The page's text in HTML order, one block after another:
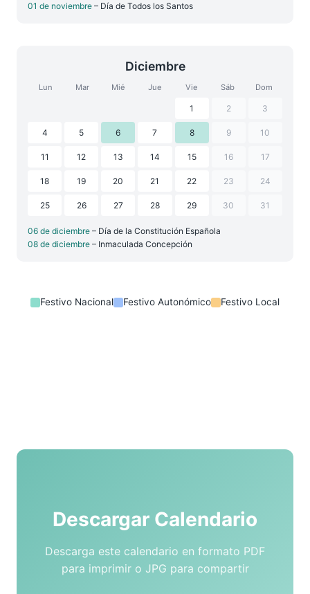
01 de noviembre – Día de Todos los Santos
Diciembre
Lun Mar Mié Jue Vie Sáb Dom
1 2 3
4 5 6 7 8 9 10
11 12 13 14 15 16 17
18 19 20 21 22 23 24
25 26 27 28 29 30 31
06 de diciembre – Día de la Constitución Española
08 de diciembre – Inmaculada Concepción
Festivo Nacional Festivo Autonómico Festivo Local
Descargar Calendario
Descarga este calendario en formato PDF
para imprimir o JPG para compartir